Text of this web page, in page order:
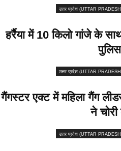
उत्तर प्रदेश (UTTAR
हर्रैया में 10 किलो गांजे के
उत्तर प्रदेश (UTTAR
गैंगस्टर एक्ट में महिला गैंग
ने
उत्तर प्रदेश (UTTAR